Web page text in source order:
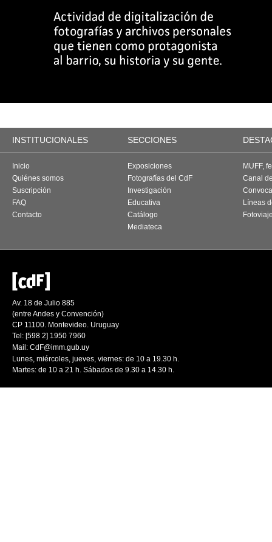
INSTITUCIONALES SECCIONES
Inicio
Quiénes somos
Suscripción
FAQ
Contacto
Exposiciones
Fotografías del CdF
Investigación
Educativa
Catálogo
Mediateca
MUFF,
Canal
Líneas
Av. 18 de Julio 885
(entre Andes y Convención)
CP 11100. Montevideo. Uruguay
Tel: [598 2] 1950 7960
Mail: CdF@imm.gub.uy
Lunes, miércoles, jueves, viernes: de 10 a 19.30 h.
Martes: de 10 a 21 h. Sábados de 9.30 a 14.30 h.